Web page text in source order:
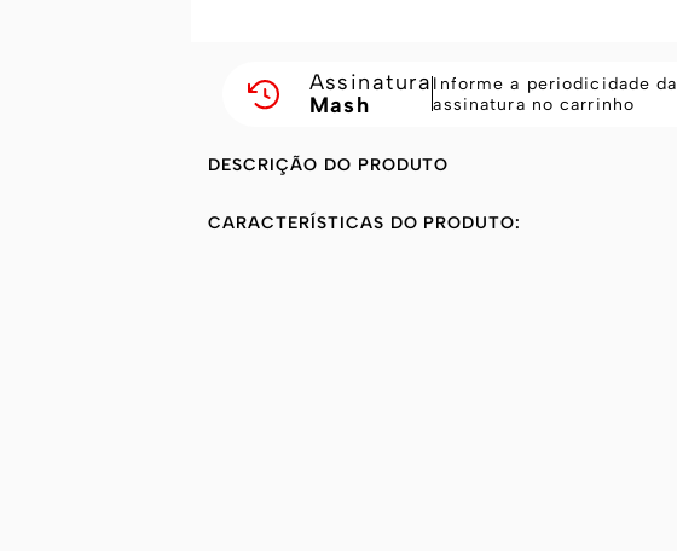
Assinatura
Mash
Informe a periodicidade da
assinatura no carrinho
DESCRIÇÃO DO PRODUTO
CARACTERÍSTICAS DO PRODUTO: